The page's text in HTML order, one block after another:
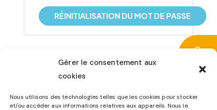
Gérer le consentement aux
cookies
Nous utilisons des technologies telles que les cookies pour stocker
et/ou accéder aux informations relatives aux appareils. Nous le
RÉINITIALISATION DU MOT DE PASSE